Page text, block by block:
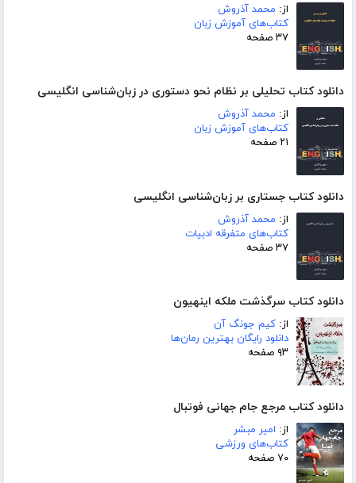
از: محمد آذروش
کتاب‌های آموزش زبان
۳۷ صفحه
دانلود کتاب تحلیلی بر نظام نحو دستوری در زبان‌شناسی انگلیسی
از: محمد آذروش
کتاب‌های آموزش زبان
۲۱ صفحه
دانلود کتاب جستاری بر زبان‌شناسی انگلیسی
از: محمد آذروش
کتاب‌های متفرقه ادبیات
۳۷ صفحه
دانلود کتاب سرگذشت ملکه اینهیون
از: کیم جونگ آن
دانلود رایگان بهترین رمان‌ها
۹۳ صفحه
دانلود کتاب مرجع جام جهانی فوتبال
از: امیر مبشر
کتاب‌های ورزشی
۷۰ صفحه